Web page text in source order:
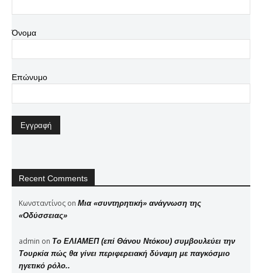
Όνομα
Επώνυμο
Recent Comments
Κωνσταντίνος on Μια «συντηρητική» ανάγνωση της
«Οδύσσειας»
admin on Το ΕΛΙΑΜΕΠ (επί Θάνου Ντόκου) συμβουλεύει την
Τουρκία πώς θα γίνει περιφερειακή δύναμη με παγκόσμιο
ηγετικό ρόλο..